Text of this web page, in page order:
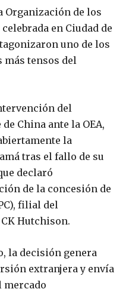
Organización de los
en Ciudad de
uno de los
tensos del
del
China ante la OEA,
la
tras el fallo de su
declaró
de la concesión de
filial del
Hutchison.
la decisión genera
extranjera y envía
mercado